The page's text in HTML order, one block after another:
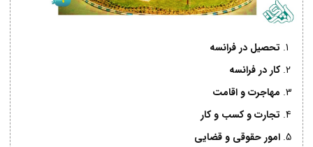
تحصیل در فرانسه
کار در فرانسه
مهاجرت و اقامت
تجارت و کسب و کار
امور حقوقی و قضایی